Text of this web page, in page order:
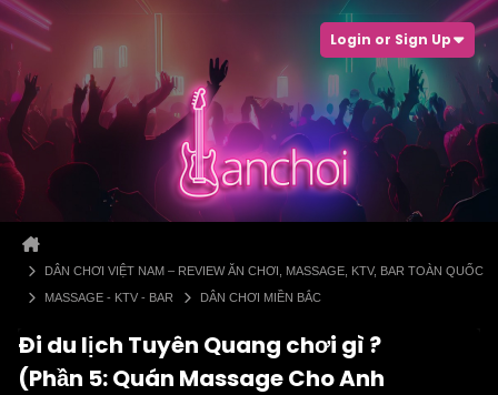
Login or Sign Up
DÂN CHƠI VIỆT NAM – REVIEW ĂN CHƠI, MASSAGE, KTV, BAR TOÀN QUỐC
MASSAGE - KTV - BAR
DÂN CHƠI MIỀN BẮC
Đi du lịch Tuyên Quang chơi gì ?
(Phần 5: Quán Massage Cho Anh